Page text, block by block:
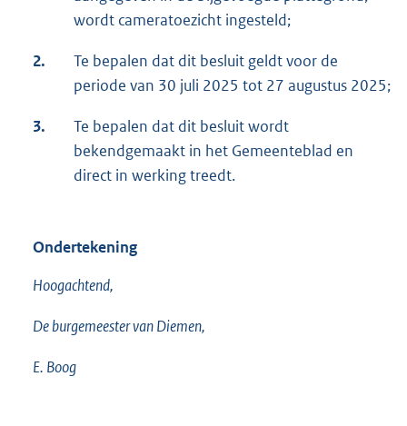
wordt cameratoezicht ingesteld;
2.
Te bepalen dat dit besluit geldt voor de
periode van 30 juli 2025 tot 27 augustus 2025;
3.
Te bepalen dat dit besluit wordt
bekendgemaakt in het Gemeenteblad en
direct in werking treedt.
Ondertekening
Hoogachtend,
De burgemeester van Diemen,
E. Boog